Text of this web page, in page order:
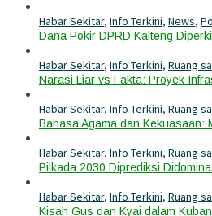
Habar Sekitar, Info Terkini, News,
Dana Pokir DPRD Kalteng
Habar Sekitar, Info Terkini, Ruang
Narasi Liar vs Fakta: Proyek
Habar Sekitar, Info Terkini, Ruang
Bahasa Agama dan Kekuasaan:
Habar Sekitar, Info Terkini, Ruang
Pilkada 2030 Diprediksi
Habar Sekitar, Info Terkini, Ruang
Kisah Gus dan Kyai dalam